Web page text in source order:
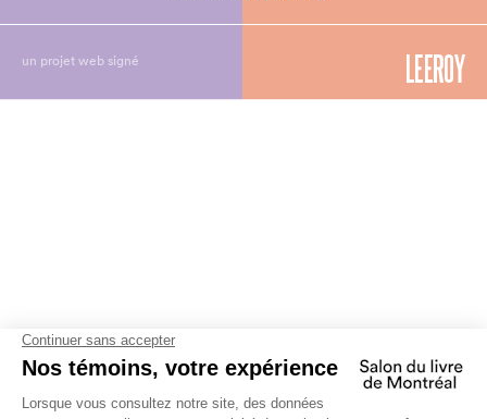
un projet web signé